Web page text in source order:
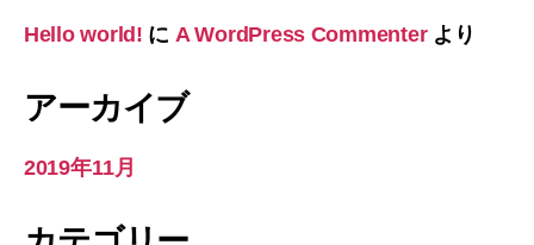
Hello world! に A WordPress Commenterより
アーカイブ
2019年11月